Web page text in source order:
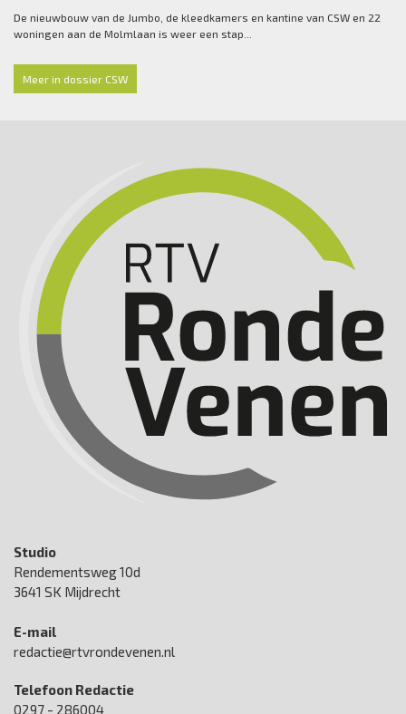
De nieuwbouw van de Jumbo, de kleedkamers en kantine van CSW en 22
woningen aan de Molmlaan is weer een stap...
Meer in dossier CSW
Studio
Rendementsweg 10d
3641 SK Mijdrecht
E-mail
redactie@rtvrondevenen.nl
Telefoon Redactie
0297 - 286004